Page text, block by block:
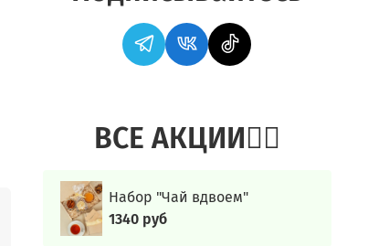
ВСЕ АКЦИИ👍🏻
Набор "Чай вдвоем"
1340 руб